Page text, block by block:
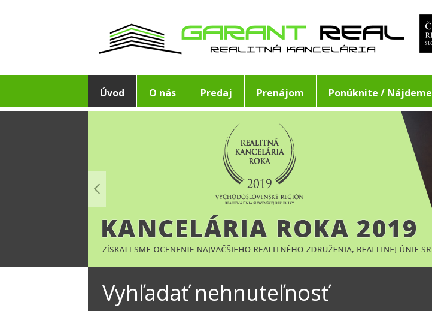
Úvod O nás Predaj Prenájom Ponúknite / Nájdeme
Vyhľadať nehnuteľnosť